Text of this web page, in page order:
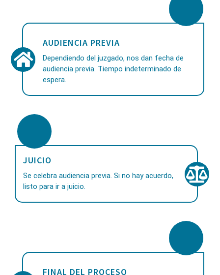
AUDIENCIA PREVIA
Dependiendo del juzgado, nos dan fecha de
audiencia previa. Tiempo indeterminado de
espera.
JUICIO
Se celebra audiencia previa. Si no hay acuerdo,
listo para ir a juicio.
FINAL DEL PROCESO